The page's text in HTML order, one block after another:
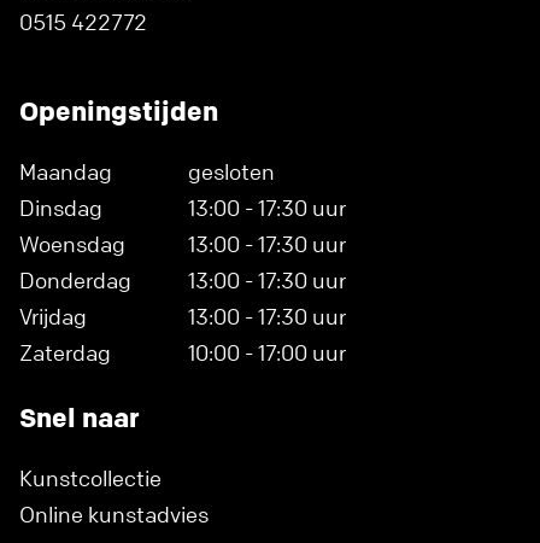
0515 422772
Openingstijden
Maandag
gesloten
Dinsdag
13:00 - 17:30 uur
Woensdag
13:00 - 17:30 uur
Donderdag
13:00 - 17:30 uur
Vrijdag
13:00 - 17:30 uur
Zaterdag
10:00 - 17:00 uur
Snel naar
Kunstcollectie
Online kunstadvies